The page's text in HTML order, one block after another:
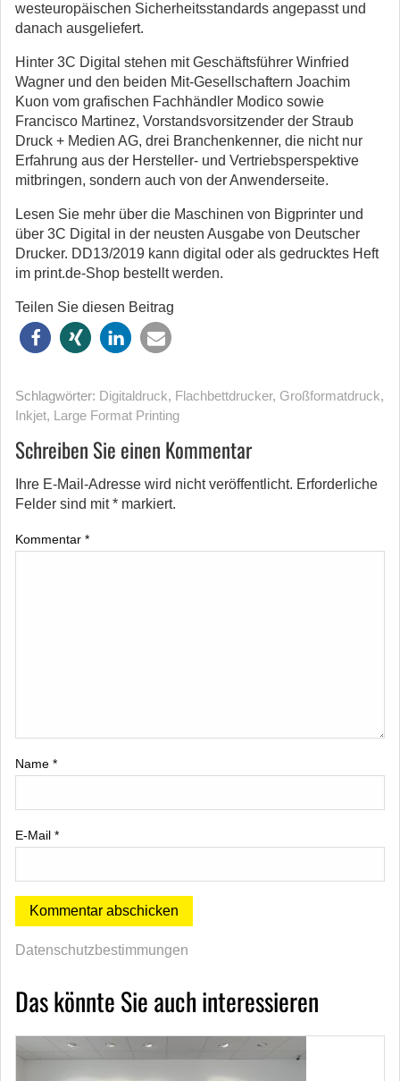
westeuropäischen Sicherheitsstandards angepasst und
danach ausgeliefert.
Hinter 3C Digital stehen mit Geschäftsführer Winfried
Wagner und den beiden Mit-Gesellschaftern Joachim
Kuon vom grafischen Fachhändler Modico sowie
Francisco Martinez, Vorstandsvorsitzender der Straub
Druck + Medien AG, drei Branchenkenner, die nicht nur
Erfahrung aus der Hersteller- und Vertriebsperspektive
mitbringen, sondern auch von der Anwenderseite.
Lesen Sie mehr über die Maschinen von Bigprinter und
über 3C Digital in der neusten Ausgabe von Deutscher
Drucker. DD13/2019 kann digital oder als gedrucktes Heft
im print.de-Shop bestellt werden.
Teilen Sie diesen Beitrag
Schlagwörter: Digitaldruck, Flachbettdrucker, Großformatdruck,
Inkjet, Large Format Printing
Schreiben Sie einen Kommentar
Ihre E-Mail-Adresse wird nicht veröffentlicht. Erforderliche
Felder sind mit* markiert.
Kommentar *
Name *
E-Mail *
Datenschutzbestimmungen
Das könnte Sie auch interessieren